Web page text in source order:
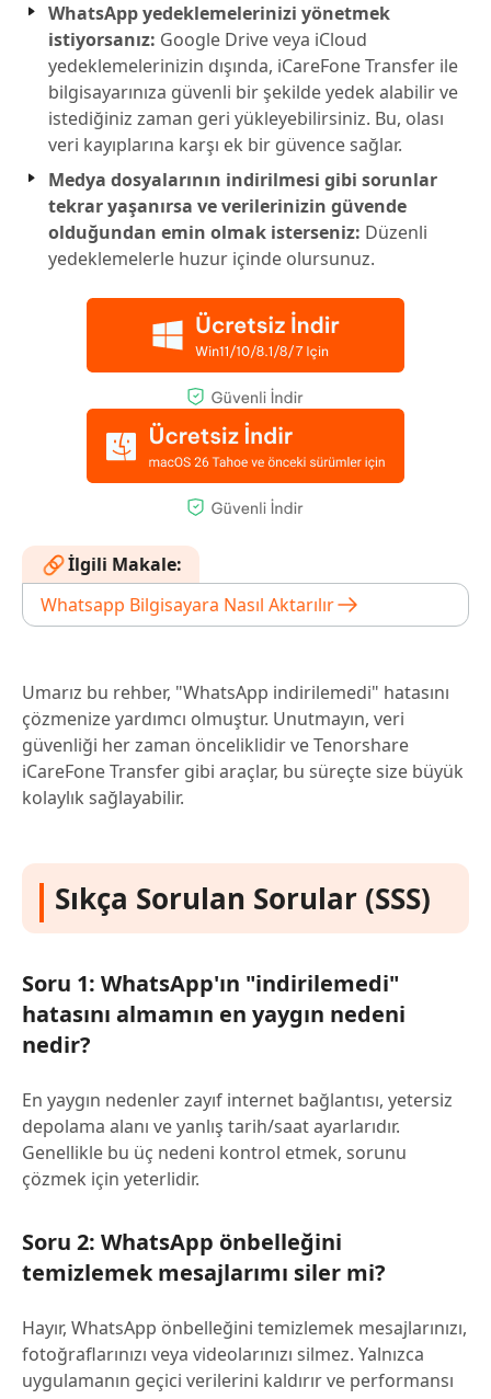
WhatsApp yedeklemelerinizi yönetmek
istiyorsanız: Google Drive veya iCloud
yedeklemelerinizin dışında, iCareFone Transfer ile
bilgisayarınıza güvenli bir şekilde yedek alabilir ve
istediğiniz zaman geri yükleyebilirsiniz. Bu, olası
veri kayıplarına karşı ek bir güvence sağlar.
Medya dosyalarının indirilmesi gibi sorunlar
tekrar yaşanırsa ve verilerinizin güvende
olduğundan emin olmak isterseniz: Düzenli
yedeklemelerle huzur içinde olursunuz.
İlgili Makale:
Whatsapp Bilgisayara Nasıl Aktarılır
Umarız bu rehber, "WhatsApp indirilemedi" hatasını
çözmenize yardımcı olmuştur. Unutmayın, veri
güvenliği her zaman önceliklidir ve Tenorshare
iCareFone Transfer gibi araçlar, bu süreçte size büyük
kolaylık sağlayabilir.
Sıkça Sorulan Sorular (SSS)
Soru 1: WhatsApp'ın "indirilemedi"
hatasını almamın en yaygın nedeni
nedir?
En yaygın nedenler zayıf internet bağlantısı, yetersiz
depolama alanı ve yanlış tarih/saat ayarlarıdır.
Genellikle bu üç nedeni kontrol etmek, sorunu
çözmek için yeterlidir.
Soru 2: WhatsApp önbelleğini
temizlemek mesajlarımı siler mi?
Hayır, WhatsApp önbelleğini temizlemek mesajlarınızı,
fotoğraflarınızı veya videolarınızı silmez. Yalnızca
uygulamanın geçici verilerini kaldırır ve performansı